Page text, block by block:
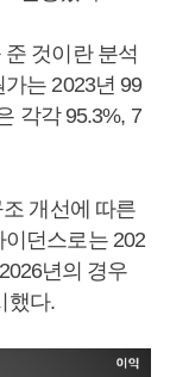
것이란 분석
는 2023년 99
각각 95.3%, 7
개선에 따른
던스로는 202
년의 경우
했다.